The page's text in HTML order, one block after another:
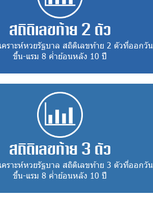
สถิติเลขท้าย 2 ตัว
คราะห์หวยรัฐบาล สถิติเลขท้าย 2 ตัวที่ออกวัน
ขึ้น-แรม 8 ค่ำย้อนหลัง 10 ปี
สถิติเลขท้าย 3 ตัว
คราะห์หวยรัฐบาล สถิติเลขท้าย 3 ตัวที่ออกวัน
ขึ้น-แรม 8 ค่ำย้อนหลัง 10 ปี